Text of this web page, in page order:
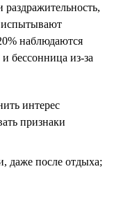
испытывают
наблюдаются
бессонница из-за
интерес
признаки
даже после отдыха;